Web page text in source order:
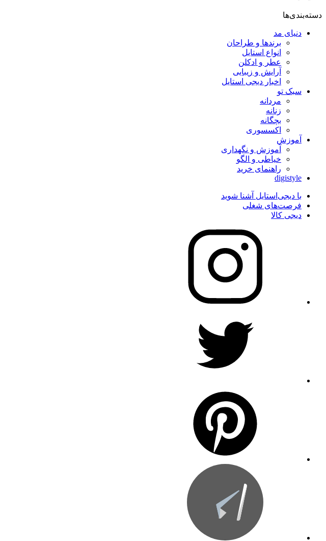
دسته‌بندی‌ها
دنیای مد
برندها و طراحان
انواع استایل
عطر و ادکلن
آرایش و زیبایی
اخبار دیجی استایل
سبک تو
مردانه
زنانه
بچگانه
اکسسوری
آموزش
آموزش و نگهداری
خیاطی و الگو
راهنمای خرید
digistyle
با دیجی‌استایل آشنا شوید
فرصت‌های شغلی
دیجی کالا